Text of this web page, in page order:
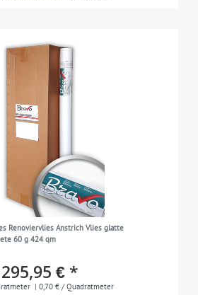
Renoviervlies Anstrich Vlies glatte
60 g 424 qm
295,95 € *
| 0,70 € / Quadratmeter